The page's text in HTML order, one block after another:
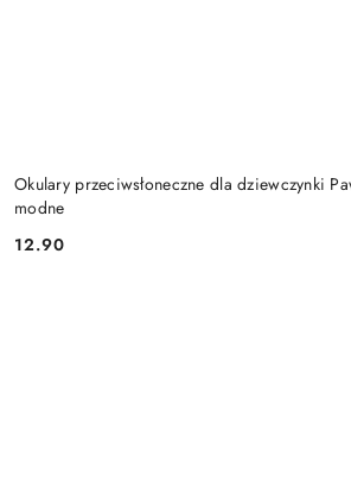
Okulary przeciwsłoneczne dla dziewczynki
modne
Cena:
12.90